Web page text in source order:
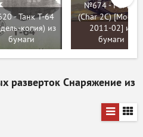
- Танк Т-64
копия) из
бумаги
№674 - FCM 2c
(Char 2C)
2011-02] из
бумаги
разверток Снаряжение из